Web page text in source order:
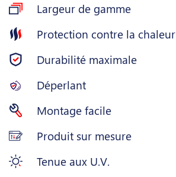
Largeur de gamme
Protection contre la chaleur
Durabilité maximale
Déperlant
Montage facile
Produit sur mesure
Tenue aux U.V.